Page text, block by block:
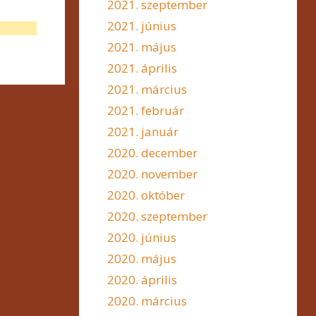
2021. szeptember
2021. június
2021. május
2021. április
2021. március
2021. február
2021. január
2020. december
2020. november
2020. október
2020. szeptember
2020. június
2020. május
2020. április
2020. március